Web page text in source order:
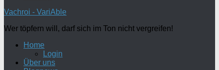
Vachroi - VariAble
Wer töpfern will, darf sich im Ton nicht vergreifen!
Home
Login
Über uns